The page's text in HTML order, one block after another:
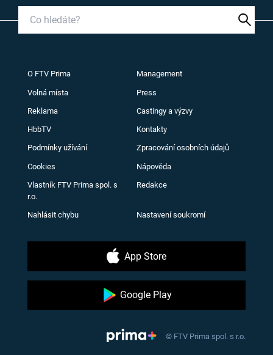
O FTV Prima Management
Volná místa Press
Reklama Castingy a výzvy
HbbTV Kontakty
Podmínky užívání Zpracování osobních údajů
Cookies Nápověda
Vlastník FTV Prima spol. s
r.o.
Redakce
Nahlásit chybu Nastavení soukromí
App Store
Google Play
© FTV Prima spol. s r.o.